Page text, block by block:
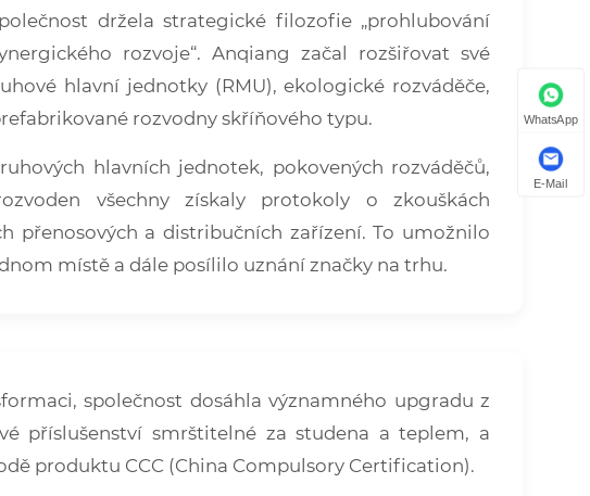
držela strategické filozofie „prohlubování
rozvoje“. Anqiang začal rozšiřovat své
hlavní jednotky (RMU), ekologické rozváděče,
rozvodny skříňového typu.
hlavních jednotek, pokovených rozváděčů,
všechny získaly protokoly o zkouškách
přenosových a distribučních zařízení. To umožnilo
místě a dále posílilo uznání značky na trhu.
společnost dosáhla významného upgradu z
příslušenství smrštitelné za studena a teplem, a
produktu CCC (China Compulsory Certification).
WhatsApp
E-Mail